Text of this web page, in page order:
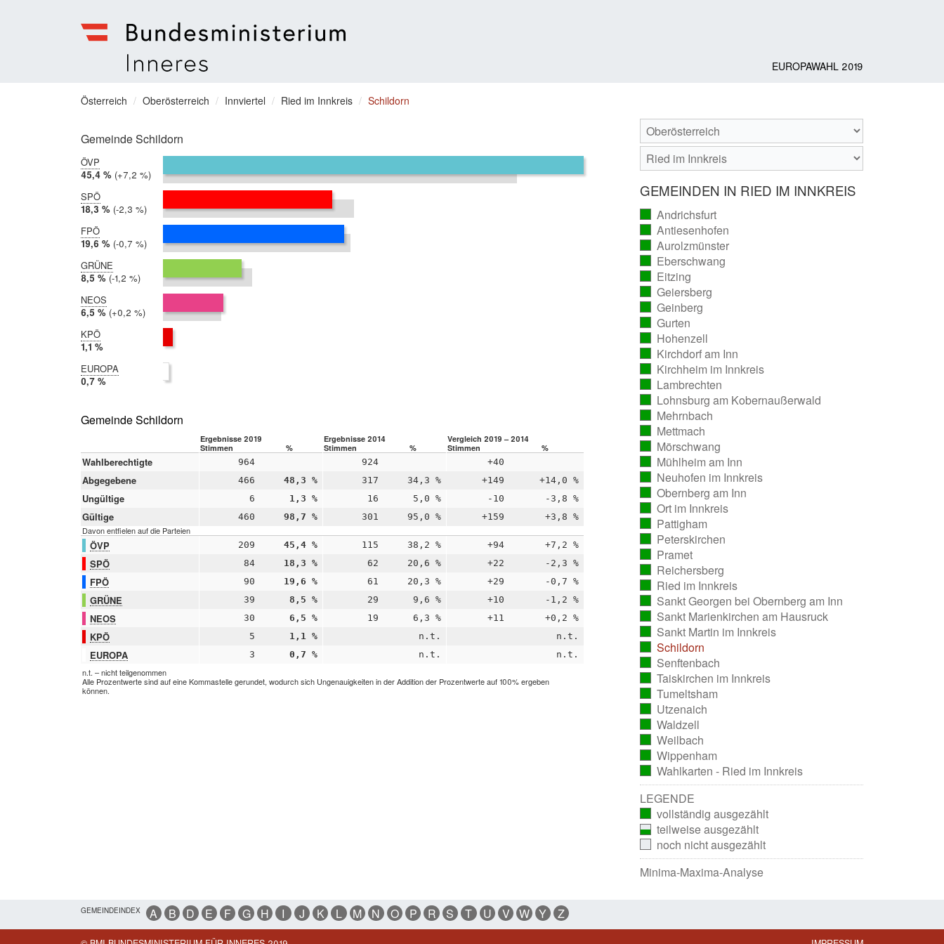
für
Inneres
EUROPAWAHL 2019
Sie
sich
hier:
Österreich Oberösterreich Innviertel Ried im Innkreis Schildorn
Gemeinde Schildorn
ÖVP
2019:
45,4 %
2014:
38,2 %
Differenz:
+7,2 %
SPÖ
2019:
18,3 %
2014:
20,6 %
Differenz:
-2,3 %
FPÖ
2019:
19,6 %
2014:
20,3 %
Differenz:
-0,7 %
GRÜNE
2019:
8,5 %
2014:
9,6 %
Differenz:
-1,2 %
NEOS
2019:
6,5 %
2014:
6,3 %
Differenz:
+0,2 %
KPÖ
2019:
1,1 %
nicht
EUROPA
2019:
0,7 %
teilgenommen
Gemeinde Schildorn
Ergebnisse 2019 Ergebnisse 2014
Vergleich 2019 – 2014
Stimmen
% Stimmen % Stimmen %
Wahlberechtigte 964 924 +40
Abgegebene 466 48,3 % 317 34,3 % +149 +14,0 %
Ungültige 6 1,3 % 16 5,0 % -10 -3,8 %
Gültige 460 98,7 % 301 95,0 % +159 +3,8 %
Davon entfielen auf die Parteien
ÖVP 209 45,4 % 115 38,2 % +94 +7,2 %
SPÖ 84 18,3 % 62 20,6 % +22 -2,3 %
FPÖ 90 19,6 % 61 20,3 % +29 -0,7 %
GRÜNE 39 8,5 % 29 9,6 % +10 -1,2 %
NEOS 30 6,5 % 19 6,3 % +11 +0,2 %
KPÖ 5 1,1 % n.t. n.t.
EUROPA 3 0,7 % n.t. n.t.
n.t. – nicht teilgenommen
Alle Prozentwerte sind auf eine Kommastelle gerundet, wodurch sich Ungenauigkeiten in der Addition der Prozentwerte auf 100% ergeben
können.
GEMEINDEN IN RIED IM INNKREIS
Andrichsfurt
ausgezählt)
Antiesenhofen
ausgezählt)
Aurolzmünster
ausgezählt)
Eberschwang
ausgezählt)
Eitzing
ausgezählt)
Geiersberg
ausgezählt)
Geinberg
ausgezählt)
Gurten
ausgezählt)
Hohenzell
ausgezählt)
Kirchdorf am Inn
ausgezählt)
Kirchheim im Innkreis
ausgezählt)
Lambrechten
ausgezählt)
Lohnsburg am Kobernaußerwald
(vollständig
ausgezählt)
Mehrnbach
ausgezählt)
Mettmach
ausgezählt)
Mörschwang
ausgezählt)
Mühlheim am Inn
ausgezählt)
Neuhofen im Innkreis
ausgezählt)
Obernberg am Inn
ausgezählt)
Ort im Innkreis
ausgezählt)
Pattigham
ausgezählt)
Peterskirchen
ausgezählt)
Pramet
ausgezählt)
Reichersberg
ausgezählt)
Ried im Innkreis
ausgezählt)
Sankt Georgen bei Obernberg am Inn
(vollständig
ausgezählt)
Sankt Marienkirchen am Hausruck
(vollständig
ausgezählt)
Sankt Martin im Innkreis(vollständig
ausgezählt)
Schildorn
ausgezählt)
Senftenbach
ausgezählt)
Taiskirchen im Innkreis(vollständig
ausgezählt)
Tumeltsham
ausgezählt)
Utzenaich
ausgezählt)
Waldzell
ausgezählt)
Weilbach
ausgezählt)
Wippenham
ausgezählt)
Wahlkarten - Ried im Innkreis
(vollständig
ausgezählt)
LEGENDE
vollständig ausgezählt
teilweise ausgezählt
noch nicht ausgezählt
Minima-Maxima-Analyse
GEMEINDEINDEX A B D E F G H I J K L M N O P R S T U V W Y Z